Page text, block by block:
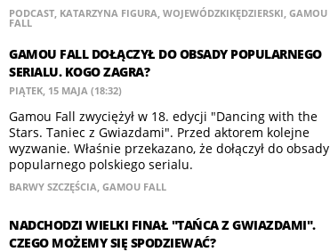
PODCAST, KATARZYNA FIGURA, WOJEWÓDZKIKĘDZIERSKI, GAMOU
FALL
GAMOU FALL DOŁĄCZYŁ DO OBSADY POPULARNEGO
SERIALU. KOGO ZAGRA?
PIĄTEK, 15 MAJA (18:32)
Gamou Fall zwyciężył w 18. edycji "Dancing with the
Stars. Taniec z Gwiazdami". Przed aktorem kolejne
wyzwanie. Właśnie przekazano, że dołączył do obsady
popularnego polskiego serialu.
BARWY SZCZĘŚCIA, GAMOU FALL
NADCHODZI WIELKI FINAŁ "TAŃCA Z GWIAZDAMI".
CZEGO MOŻEMY SIĘ SPODZIEWAĆ?